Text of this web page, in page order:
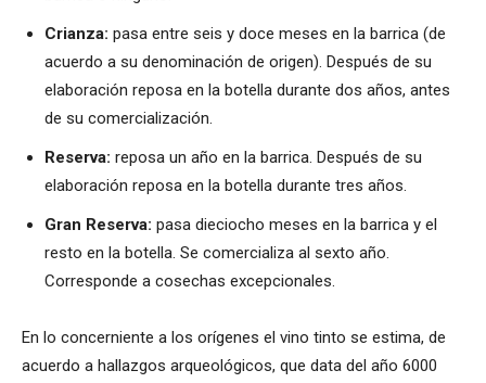
Crianza: pasa entre seis y doce meses en la barrica (de
acuerdo a su denominación de origen). Después de su
elaboración reposa en la botella durante dos años, antes
de su comercialización.
Reserva: reposa un año en la barrica. Después de su
elaboración reposa en la botella durante tres años.
Gran Reserva: pasa dieciocho meses en la barrica y el
resto en la botella. Se comercializa al sexto año.
Corresponde a cosechas excepcionales.
En lo concerniente a los orígenes el vino tinto se estima, de
acuerdo a hallazgos arqueológicos, que data del año 6000